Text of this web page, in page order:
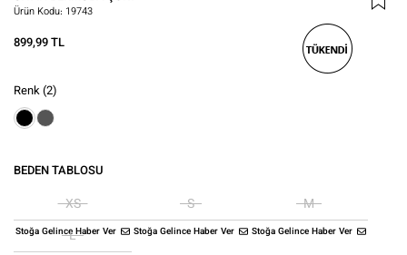
Ürün Kodu: 19743
899,99 TL
Renk(2)
BEDEN TABLOSU
Stoğa Gelince Haber Ver
XS
Stoğa Gelince Haber Ver
S
Stoğa Gelince Haber Ver
M
L